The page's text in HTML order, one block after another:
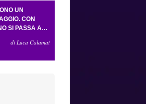
UN
CON
SI PASSA AL
CON IL
di Luca Calamai